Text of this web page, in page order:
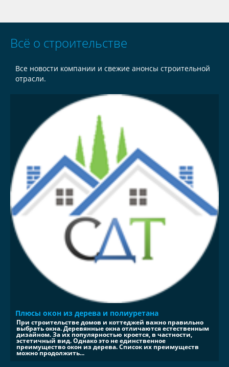
Всё о строительстве
Все новости компании и свежие анонсы строительной
отрасли.
Плюсы окон из дерева и полиуретана
При строительстве домов и коттеджей важно правильно
выбрать окна. Деревянные окна отличаются естественным
дизайном. За их популярностью кроется, в частности,
эстетичный вид. Однако это не единственное
преимущество окон из дерева. Список их преимуществ
можно продолжить...